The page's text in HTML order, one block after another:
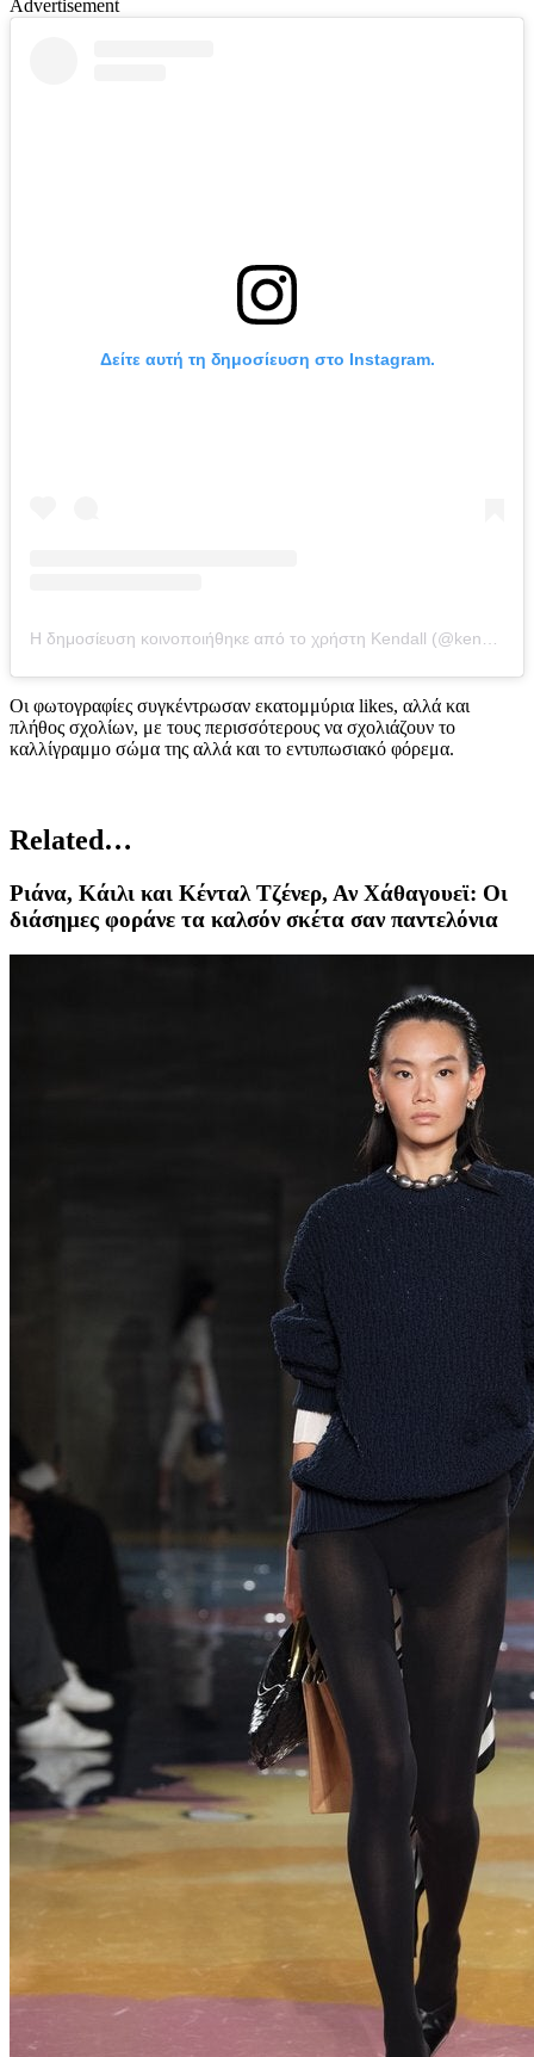
Advertisement
Δείτε αυτή τη δημοσίευση στο Instagram.
Οι φωτογραφίες συγκέντρωσαν εκατομμύρια likes, αλλά και
πλήθος σχολίων, με τους περισσότερους να σχολιάζουν το
καλλίγραμμο σώμα της αλλά και το εντυπωσιακό φόρεμα.
Related…
Ριάνα, Κάιλι και Κένταλ Τζένερ, Αν Χάθαγουεϊ: Oι
διάσημες φοράνε τα καλσόν σκέτα σαν παντελόνια